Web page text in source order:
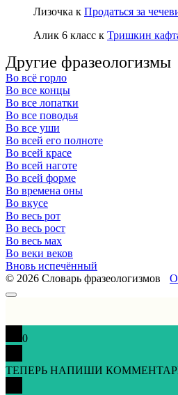
Лизочка к Продаться за
Алик 6 класс к Тришкин
Другие фразеологизмы
Во всё горло
Во все концы
Во все лопатки
Во все поводья
Во все уши
Во всей его полноте
Во всей красе
Во всей наготе
Во всей форме
Во времена оны
Во вкусе
Во весь рот
Во весь рост
Во весь мах
Во веки веков
Вновь испечённый
© 2026 Словарь фразеологизмов
0
ТЕПЕРЬ НАПИШИ